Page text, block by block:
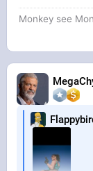
Monkey see